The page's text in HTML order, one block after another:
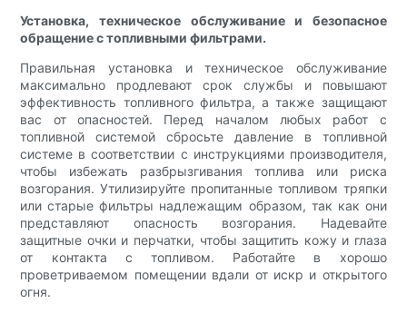
Установка, техническое обслуживание и безопасное
обращение с топливными фильтрами.
Правильная установка и техническое обслуживание
максимально продлевают срок службы и повышают
эффективность топливного фильтра, а также защищают
вас от опасностей. Перед началом любых работ с
топливной системой сбросьте давление в топливной
системе в соответствии с инструкциями производителя,
чтобы избежать разбрызгивания топлива или риска
возгорания. Утилизируйте пропитанные топливом тряпки
или старые фильтры надлежащим образом, так как они
представляют опасность возгорания. Надевайте
защитные очки и перчатки, чтобы защитить кожу и глаза
от контакта с топливом. Работайте в хорошо
проветриваемом помещении вдали от искр и открытого
огня.